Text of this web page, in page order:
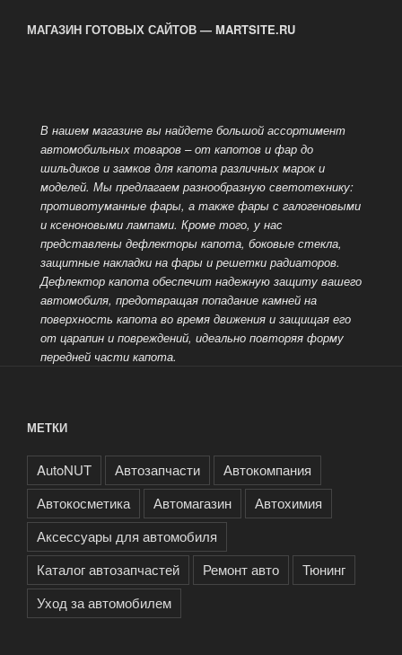
МАГАЗИН ГОТОВЫХ САЙТОВ — MARTSITE.RU
В нашем магазине вы найдете большой ассортимент
автомобильных товаров – от капотов и фар до
шильдиков и замков для капота различных марок и
моделей. Мы предлагаем разнообразную светотехнику:
противотуманные фары, а также фары с галогеновыми
и ксеноновыми лампами. Кроме того, у нас
представлены дефлекторы капота, боковые стекла,
защитные накладки на фары и решетки радиаторов.
Дефлектор капота обеспечит надежную защиту вашего
автомобиля, предотвращая попадание камней на
поверхность капота во время движения и защищая его
от царапин и повреждений, идеально повторяя форму
передней части капота.
МЕТКИ
AutoNUT Автозапчасти
Автокомпания
Автокосметика
Автомагазин
Автохимия
Аксессуары для автомобиля
Каталог автозапчастей
Ремонт авто
Тюнинг
Уход за автомобилем